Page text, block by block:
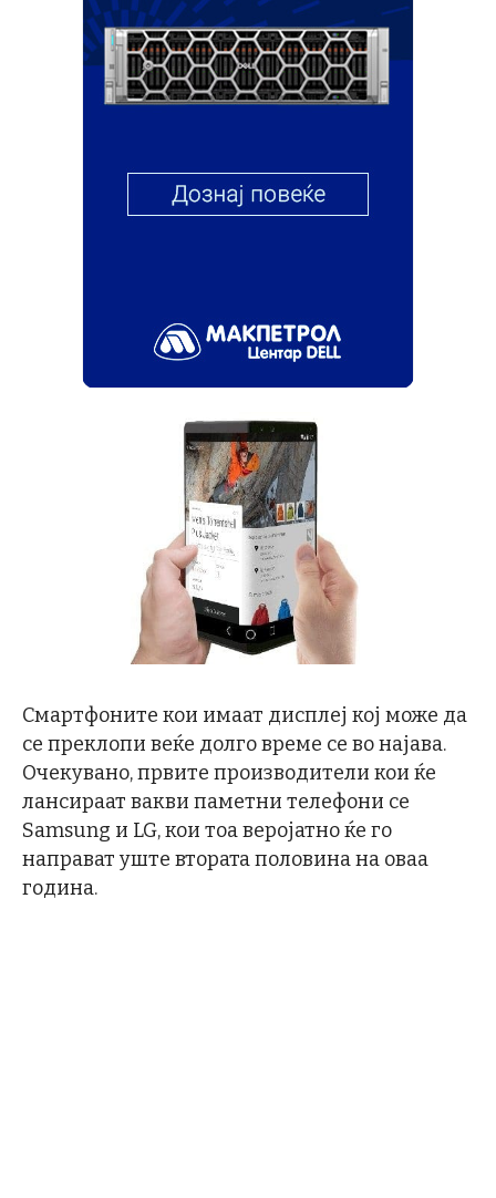
Смартфоните кои имаат дисплеј кој може да
се преклопи веќе долго време се во најава.
Очекувано, првите производители кои ќе
лансираат вакви паметни телефони се
Samsung и LG, кои тоа веројатно ќе го
направат уште втората половина на оваа
година.